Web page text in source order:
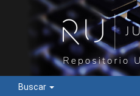
Buscar